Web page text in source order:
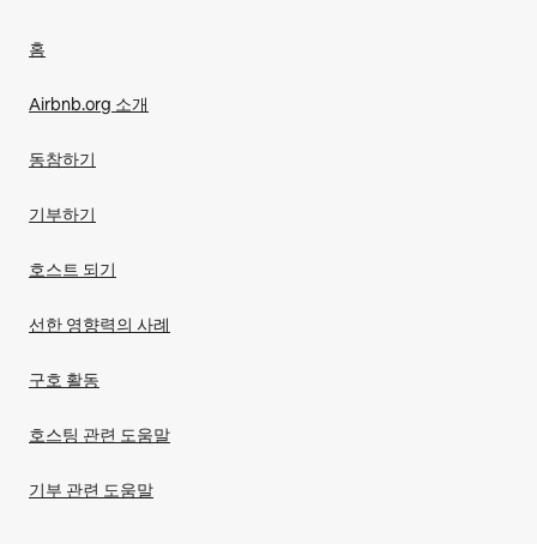
홈
Airbnb.org 소개
동참하기
기부하기
호스트 되기
선한 영향력의 사례
구호 활동
호스팅 관련 도움말
기부 관련 도움말